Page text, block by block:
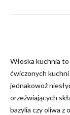
Włoska kuchnia
ćwiczonych
jednakowoż
orzeźwiających
bazylia czy oliwa z